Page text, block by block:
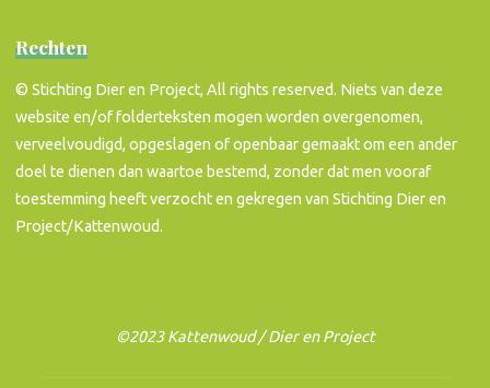
Rechten
© Stichting Dier en Project, All rights reserved. Niets van deze
website en/of folderteksten mogen worden overgenomen,
verveelvoudigd, opgeslagen of openbaar gemaakt om een ander
doel te dienen dan waartoe bestemd, zonder dat men vooraf
toestemming heeft verzocht en gekregen van Stichting Dier en
Project/Kattenwoud.
©2023 Kattenwoud / Dier en Project